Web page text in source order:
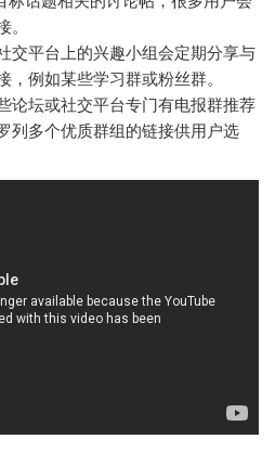
。
交平台上的兴趣小组会定期分享与
，例如某些学习群或粉丝群。
论坛或社交平台专门有电报群推荐
列多个优质群组的链接供用户选